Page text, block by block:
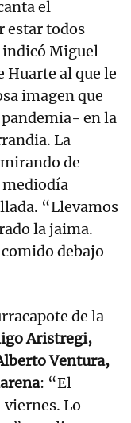
el
estar todos
indicó Miguel
Huarte al que le
imagen que
pandemia- en la
La
de
mediodía
“Llevamos
la jaima.
debajo
de la
Aristregi,
Ventura,
: “El
Lo